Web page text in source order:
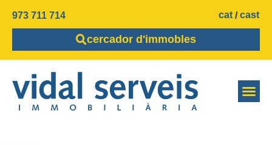
973 711 714 cat cast
cercador d'immobles